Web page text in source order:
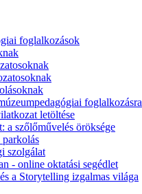
foglalkozások
foglalkozásra
letöltése
a szőlőművelés öröksége
parkolás
szolgálat
- online oktatási segédlet
a Storytelling izgalmas világa